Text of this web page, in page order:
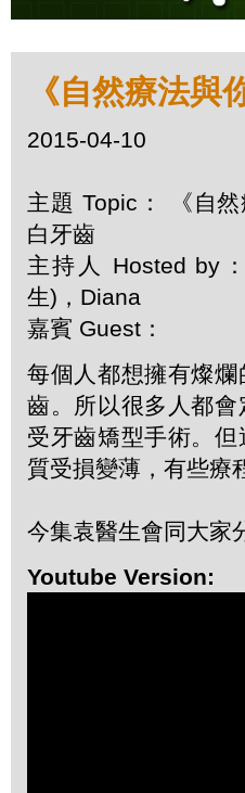
《自然療法與
2015-04-10
主題 Topic： 《自
白牙齒
主持人 Hosted by
生)，Diana
嘉賓 Guest：
每個人都想擁有燦
齒。所以很多人都
受牙齒矯型手術。
質受損變薄，有些療
今集袁醫生會同大家
Youtube Version: